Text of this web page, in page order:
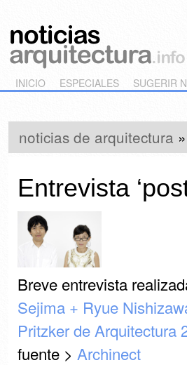
Main menu
Skip to primary content
Skip to secondary content
INICIO ESPECIALES SUGERIR
noticias de arquitectura »
Entrevista
Breve entrevista
Sejima + Ryue
Pritzker de Arquitectura
fuente > Archinect